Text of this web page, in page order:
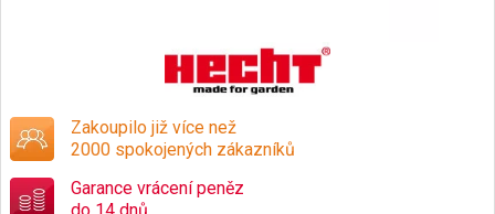
Zakoupilo již více než
2000 spokojených zákazníků
Garance vrácení peněz